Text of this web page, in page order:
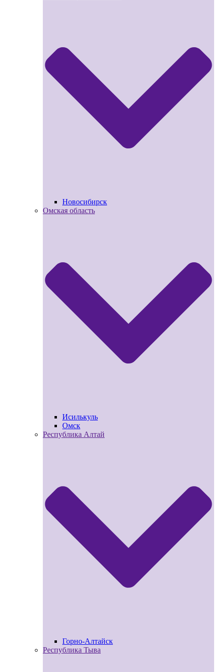
Новосибирск
Омская область
Исилькуль
Омск
Республика Алтай
Горно-Алтайск
Республика Тыва